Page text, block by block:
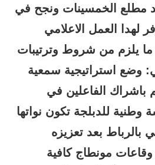
مطلع الخمسينات ونجح في
لهدا العمل الاعلامي
يلزم من شروط وترتيبات
وضع استراتيجية سمعية
باشراك الفاعلين في
وطنية للدبلجة تكون نواتها
بالرباط بعد تعزيزه
مونطاج كافية